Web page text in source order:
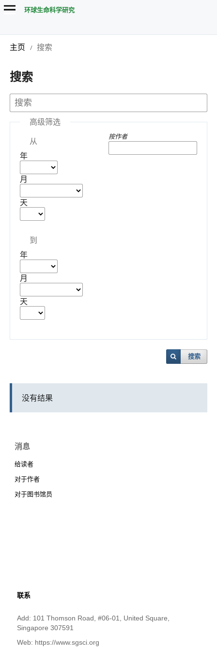
环球生命科学研究
主页 / 搜索
搜索
高级筛选
从
年
月
天
到
年
月
天
按作者
搜索
没有结果
消息
给读者
对于作者
对于图书馆员
联系
Add: 101 Thomson Road, #06-01, United Square,
Singapore 307591
Web: https://www.sgsci.org